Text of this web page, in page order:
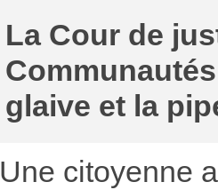
La Cour de
glaive et la
Une citoyenne